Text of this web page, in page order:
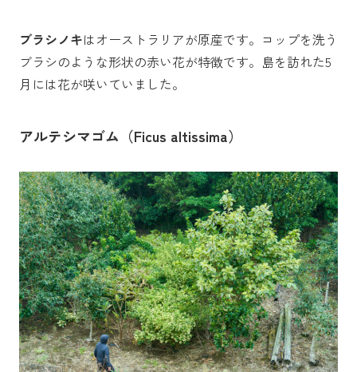
ブラシノキはオーストラリアが原産です。コップを洗う
ブラシのような形状の赤い花が特徴です。島を訪れた5
月には花が咲いていました。
アルテシマゴム（Ficus altissima）